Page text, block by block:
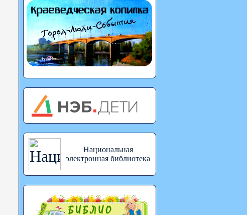
Национальная
электронная библиотека